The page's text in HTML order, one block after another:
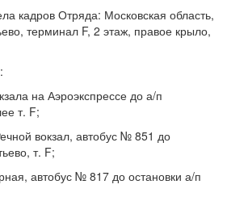
кадров Отряда: Московская область,
терминал F, 2 этаж, правое крыло,
на Аэроэкспрессе до а/п
т. F;
вокзал, автобус № 851 до
т. F;
автобус № 817 до остановки а/п